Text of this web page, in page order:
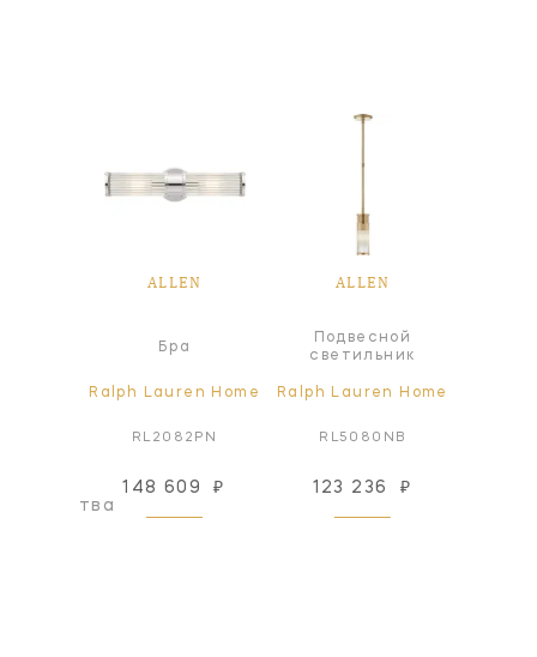
ALLEN
Бра
Ralph Lauren Home
RL2082PN
148 609 ₽
ALLEN
Подвесной
светильник
Ralph Lauren Home
RL5080NB
123 236 ₽